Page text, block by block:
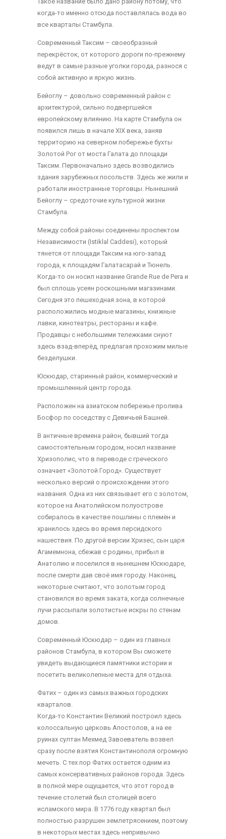
когда-то именно отсюда поставлялась вода во
все кварталы Стамбула.
Современный Таксим – своеобразный
перекрёсток, от которого дороги по-прежнему
ведут в самые разные уголки города, разнося с
собой активную и яркую жизнь.
Бейоглу – довольно современный район с
архитектурой, сильно подвергшейся
европейскому влиянию. На карте Стамбула он
появился лишь в начале XIX века, заняв
территорию на северном побережье бухты
Золотой Рог от моста Галата до площади
Таксим. Первоначально здесь возводились
здания зарубежных посольств. Здесь же жили и
работали иностранные торговцы. Нынешний
Бейоглу – средоточие культурной жизни
Стамбула.
Между собой районы соединены проспектом
Независимости (Istiklal Caddesi), который
тянется от площади Таксим на юго-запад
города, к площадям Галатасарай и Тюнель.
Когда-то он носил название Grande Rue de Pera и
был сплошь усеян роскошными магазинами.
Сегодня это пешеходная зона, в которой
расположились модные магазины, книжные
лавки, кинотеатры, рестораны и кафе.
Продавцы с небольшими тележками снуют
здесь взад-вперёд, предлагая прохожим милые
безделушки.
Юскюдар, старинный район, коммерческий и
промышленный центр города.
Расположен на азиатском побережье пролива
Босфор по соседству с Девичьей Башней.
В античные времена район, бывший тогда
самостоятельным городом, носил название
Хризополис, что в переводе с греческого
означает «Золотой Город». Существует
несколько версий о происхождении этого
названия. Одна из них связывает его с золотом,
которое на Анатолийском полуострове
собиралось в качестве пошлины с племён и
хранилось здесь во время персидского
нашествия. По другой версии Хризес, сын царя
Агамемнона, сбежав с родины, прибыл в
Анатолию и поселился в нынешнем Юскюдаре,
после смерти дав своё имя городу. Наконец,
некоторые считают, что золотым город
становился во время заката, когда солнечные
лучи рассыпали золотистые искры по стенам
домов.
Современный Юскюдар – один из главных
районов Стамбула, в котором Вы сможете
увидеть выдающиеся памятники истории и
посетить великолепные места для отдыха.
Фатих – один из самых важных городских
кварталов.
Когда-то Константин Великий построил здесь
колоссальную церковь Апостолов, а на ее
руинах султан Мехмед Завоеватель возвел
сразу после взятия Константинополя огромную
мечеть. С тех пор Фатих остается одним из
самых консервативных районов города. Здесь
в полной мере ощущается, что этот город в
течение столетий был столицей всего
исламского мира. В 1776 году квартал был
полностью разрушен землетрясением, поэтому
в некоторых местах здесь непривычно